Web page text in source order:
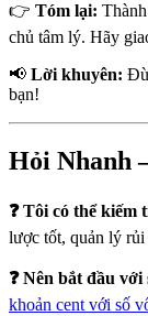
👉 Tóm lại:
chủ tâm lý. Hãy
📢 Lời khuyên:
bạn!
Hỏi Nhanh
❓ Tôi có thể
lược tốt, quản lý
❓ Nên bắt đầu
khoản cent với số